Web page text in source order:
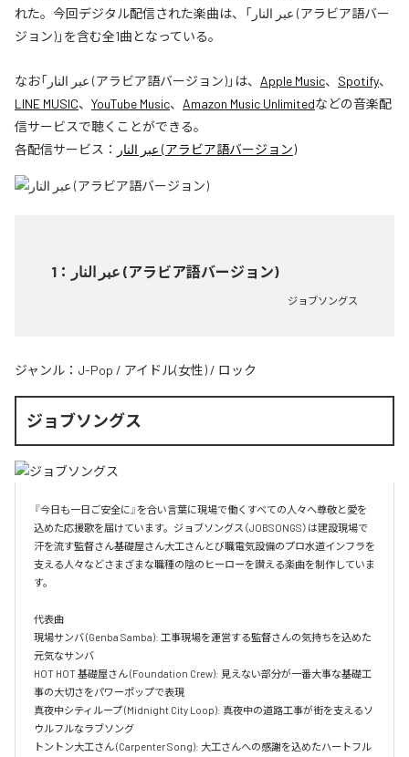
れた。今回デジタル配信された楽曲は、「عبر النار (アラビア語バー
ジョン)」を含む全1曲となっている。
なお「 عبر النار (アラビア語バージョン)」は、 Apple Music、 Spotify、
LINE MUSIC、 YouTube Music、 Amazon Music Unlimitedなどの音楽配
信サービスで聴くことができる。
各配信サービス：
عبر النار (アラビア語バージョン)
1 ： عبر النار (アラビア語バージョン)
ジョブソングス
ジャンル： J-Pop / アイドル(女性) / ロック
ジョブソングス
『今日も一日ご安全に』を合い言葉に現場で働くすべての人々へ尊敬と愛を
込めた応援歌を届けています。ジョブソングス（JOBSONGS）は建設現場で
汗を流す監督さん基礎屋さん大工さんとび職電気設備のプロ水道インフラを
支える人々などさまざまな職種の陰のヒーローを讃える楽曲を制作していま
す。
代表曲
現場サンバ (Genba Samba): 工事現場を運営する監督さんの気持ちを込めた
元気なサンバ
HOT HOT 基礎屋さん (Foundation Crew): 見えない部分が一番大事な基礎工
事の大切さをパワーポップで表現
真夜中シティループ (Midnight City Loop): 真夜中の道路工事が街を支えるソ
ウルフルなラブソング
トントン大工さん (Carpenter Song): 大工さんへの感謝を込めたハートフル